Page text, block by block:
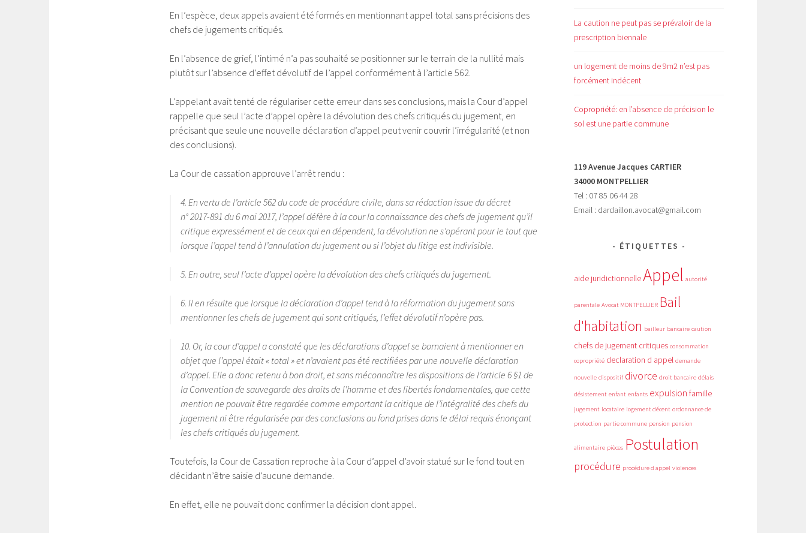
En l’espèce, deux appels avaient été formés en mentionnant appel total sans précisions des
chefs de jugements critiqués.
En l’absence de grief, l’intimé n’a pas souhaité se positionner sur le terrain de la nullité mais
plutôt sur l’absence d’effet dévolutif de l’appel conformément à l’article 562.
L’appelant avait tenté de régulariser cette erreur dans ses conclusions, mais la Cour d’appel
rappelle que seul l’acte d’appel opère la dévolution des chefs critiqués du jugement, en
précisant que seule une nouvelle déclaration d’appel peut venir couvrir l’irrégularité (et non
des conclusions).
La Cour de cassation approuve l’arrêt rendu :
4. En vertu de l’article 562 du code de procédure civile, dans sa rédaction issue du décret
n° 2017-891 du 6 mai 2017, l’appel défère à la cour la connaissance des chefs de jugement qu’il
critique expressément et de ceux qui en dépendent, la dévolution ne s’opérant pour le tout que
lorsque l’appel tend à l’annulation du jugement ou si l’objet du litige est indivisible.
5. En outre, seul l’acte d’appel opère la dévolution des chefs critiqués du jugement.
6. Il en résulte que lorsque la déclaration d’appel tend à la réformation du jugement sans
mentionner les chefs de jugement qui sont critiqués, l’effet dévolutif n’opère pas.
10. Or, la cour d’appel a constaté que les déclarations d’appel se bornaient à mentionner en
objet que l’appel était « total » et n’avaient pas été rectifiées par une nouvelle déclaration
d’appel. Elle a donc retenu à bon droit, et sans méconnaître les dispositions de l’article 6 §1 de
la Convention de sauvegarde des droits de l’homme et des libertés fondamentales, que cette
mention ne pouvait être regardée comme emportant la critique de l’intégralité des chefs du
jugement ni être régularisée par des conclusions au fond prises dans le délai requis énonçant
les chefs critiqués du jugement.
Toutefois, la Cour de Cassation reproche à la Cour d’appel d’avoir statué sur le fond tout en
décidant n’être saisie d’aucune demande.
En effet, elle ne pouvait donc confirmer la décision dont appel.
La caution ne peut pas se prévaloir de la
prescription biennale
un logement de moins de 9m2 n’est pas
forcément indécent
Copropriété: en l’absence de précision le
sol est une partie commune
119 Avenue Jacques CARTIER
34000 MONTPELLIER
Tel : 07 85 06 44 28
Email : dardaillon.avocat@gmail.com
ÉTIQUETTES
aide juridictionnelleAppel autorité
parentale Avocat MONTPELLIER Bail
d'habitation bailleur bancaire caution
chefs de jugement critiques consommation
copropriété declaration d appel demande
nouvelle dispositif divorce droit bancaire délais
désistement enfant enfants expulsion famille
jugement locataire logement décent ordonnance de
protection partie commune pension pension
alimentaire pièces Postulation
procédure procédure d appel violences